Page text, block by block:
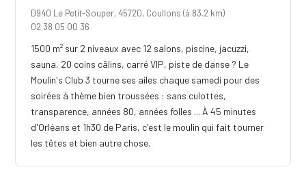
D940 Le Petit-Souper, 45720, Coullons(à 83.2 km)
02 38 05 00 36
1500 m² sur 2 niveaux avec 12 salons, piscine, jacuzzi,
sauna, 20 coins câlins, carré VIP, piste de danse ? Le
Moulin's Club 3 tourne ses ailes chaque samedi pour des
soirées à thème bien troussées : sans culottes,
transparence, années 80, années folles ... À 45 minutes
d'Orléans et 1h30 de Paris, c'est le moulin qui fait tourner
les têtes et bien autre chose.